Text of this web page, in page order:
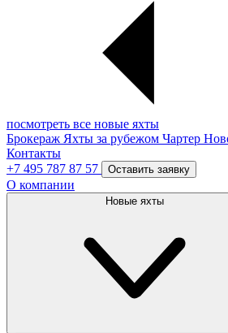
посмотреть все новые яхты
Брокераж Яхты за рубежом Чартер
Контакты
+7 495 787 87 57
Оставить заявку
О компании
Новые яхты